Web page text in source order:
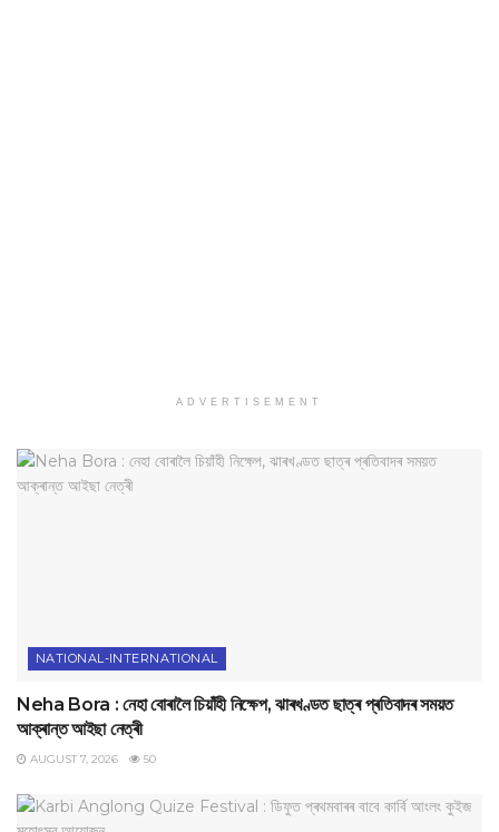
ADVERTISEMENT
NATIONAL-INTERNATIONAL
Neha Bora : নেহা বোৰালৈ চিয়াঁহী নিক্ষেপ, ঝাৰখণ্ডত ছাত্ৰ প্ৰতিবাদৰ সময়ত
আক্ৰান্ত আইছা নেত্ৰী
AUGUST 7, 2026 50